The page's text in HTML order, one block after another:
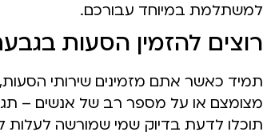
למשתלמת במיוחד עבורכם.
רוצים להזמין הסעות
תמיד כאשר אתם מזמינים שירותי
מצומצם או על מספר רב של אנשים –
תוכלו לדעת בדיוק שמי שמורשה לעלות